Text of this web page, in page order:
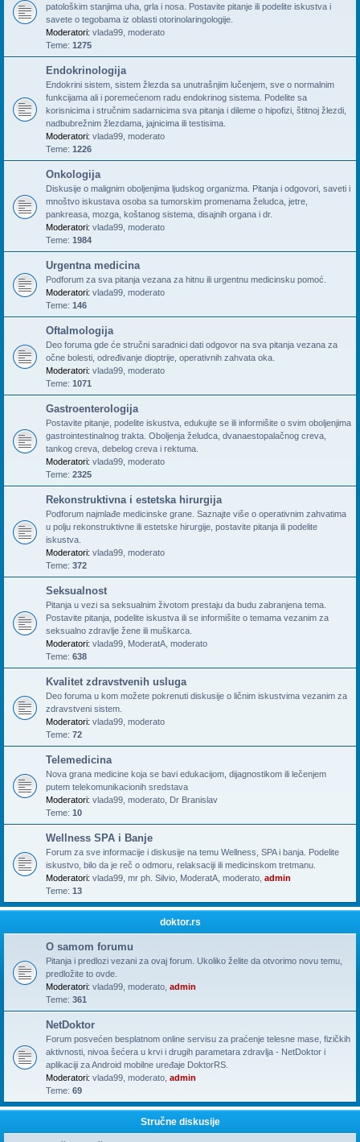
patološkim stanjima uha, grla i nosa. Postavite pitanje ili podelite iskustva i
savete o tegobama iz oblasti otorinolaringologije.
Moderatori: vlada99 moderato
Teme: 1275
Endokrinologija
Endokrini sistem, sistem žlezda sa unutrašnjim lučenjem, sve o normalnim
funkcijama ali i poremećenom radu endokrinog sistema. Podelite sa
korisnicima i stručnim sadarnicima sva pitanja i dileme o hipofizi, štitnoj žlezdi,
nadbubrežnim žlezdama, jajnicima ili testisima.
Moderatori: vlada99 moderato
Teme: 1226
Onkologija
Diskusije o malignim oboljenjima ljudskog organizma. Pitanja i odgovori, saveti i
mnoštvo iskustava osoba sa tumorskim promenama želudca, jetre,
pankreasa, mozga, koštanog sistema, disajnih organa i dr.
Moderatori: vlada99 moderato
Teme: 1984
Urgentna medicina
Podforum za sva pitanja vezana za hitnu ili urgentnu medicinsku pomoć.
Moderatori: vlada99 moderato
Teme: 146
Oftalmologija
Deo foruma gde će stručni saradnici dati odgovor na sva pitanja vezana za
očne bolesti, određivanje dioptrije, operativnih zahvata oka.
Moderatori: vlada99 moderato
Teme: 1071
Gastroenterologija
Postavite pitanje, podelite iskustva, edukujte se ili informišite o svim oboljenjima
gastrointestinalnog trakta. Oboljenja želudca, dvanaestopalačnog creva,
tankog creva, debelog creva i rektuma.
Moderatori: vlada99 moderato
Teme: 2325
Rekonstruktivna i estetska hirurgija
Podforum najmlađe medicinske grane. Saznajte više o operativnim zahvatima
u polju rekonstruktivne ili estetske hirurgije, postavite pitanja ili podelite
iskustva.
Moderatori: vlada99 moderato
Teme: 372
Seksualnost
Pitanja u vezi sa seksualnim životom prestaju da budu zabranjena tema.
Postavite pitanja, podelite iskustva ili se informišite o temama vezanim za
seksualno zdravlje žene ili muškarca.
Moderatori: vlada99 ModeratA moderato
Teme: 638
Kvalitet zdravstvenih usluga
Deo foruma u kom možete pokrenuti diskusije o ličnim iskustvima vezanim za
zdravstveni sistem.
Moderatori: vlada99 moderato
Teme: 72
Telemedicina
Nova grana medicine koja se bavi edukacijom, dijagnostikom ili lečenjem
putem telekomunikacionih sredstava
Moderatori: vlada99 moderato Dr Branislav
Teme: 10
Wellness SPA i Banje
Forum za sve informacije i diskusije na temu Wellness, SPA i banja. Podelite
iskustvo, bilo da je reč o odmoru, relaksaciji ili medicinskom tretmanu.
Moderatori: vlada99 mr ph. Silvio ModeratA moderato admin
Teme: 13
doktor.rs
O samom forumu
Pitanja i predlozi vezani za ovaj forum. Ukoliko želite da otvorimo novu temu,
predložite to ovde.
Moderatori: vlada99 moderato admin
Teme: 361
NetDoktor
Forum posvećen besplatnom online servisu za praćenje telesne mase, fizičkih
aktivnosti, nivoa šećera u krvi i drugih parametara zdravlja - NetDoktor i
aplikaciji za Android mobilne uređaje DoktorRS.
Moderatori: vlada99 moderato admin
Teme: 69
Stručne diskusije